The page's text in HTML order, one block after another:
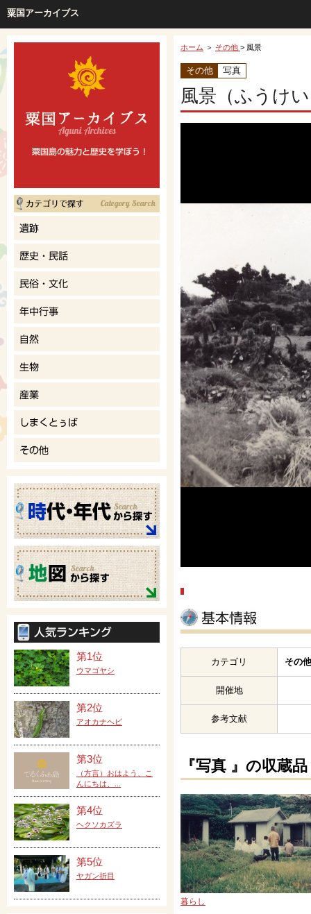
粟国アーカイブス
ホーム ＞ その他 > 風景
その他 写真
風景（ふうけ
カテゴリ その
開催地
参考文献
『写真 』の収蔵品
暮らし
第1位
ウマゴヤシ
第2位
アオカナヘビ
第3位
（方言）おはよう、こ
んにちは、...
第4位
ヘクソカズラ
第5位
ヤガン折目